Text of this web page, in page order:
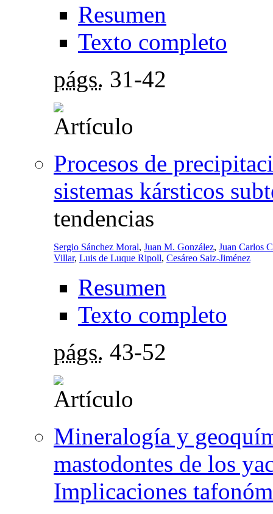
Resumen
Texto completo
págs. 31-42
Procesos de
sistemas kársticos
tendencias
Sergio Sánchez Moral, Juan M. González, Juan Carlos
Villar, Luis de Luque Ripoll, Cesáreo Saiz-Jiménez
Resumen
Texto completo
págs. 43-52
Mineralogía y
mastodontes de los
Implicaciones